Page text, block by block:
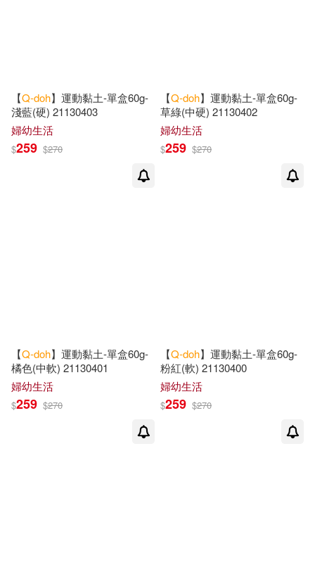
【Q-doh】運動黏土-單盒60g-
淺藍(硬) 21130403
婦幼生活
$259 $270
【Q-doh】運動黏土-單盒60g-
草綠(中硬) 21130402
婦幼生活
$259 $270
【Q-doh】運動黏土-單盒60g-
橘色(中軟) 21130401
婦幼生活
$259 $270
【Q-doh】運動黏土-單盒60g-
粉紅(軟) 21130400
婦幼生活
$259 $270